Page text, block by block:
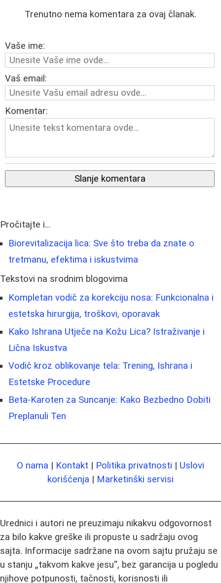
Trenutno nema komentara za ovaj članak.
Vaše ime:
Vaš email:
Komentar:
Slanje komentara
Pročitajte i...
Biorevitalizacija lica: Sve što treba da znate o
tretmanu, efektima i iskustvima
Tekstovi na srodnim blogovima
Kompletan vodič za korekciju nosa: Funkcionalna i
estetska hirurgija, troškovi, oporavak
Kako Ishrana Utječe na Kožu Lica? Istraživanje i
Lična Iskustva
Vodič kroz oblikovanje tela: Trening, Ishrana i
Estetske Procedure
Beta-Karoten za Suncanje: Kako Bezbedno Dobiti
Preplanuli Ten
O nama | Kontakt | Politika privatnosti | Uslovi
korišćenja | Marketinški servisi
Urednici i autori ne preuzimaju nikakvu odgovornost
za bilo kakve greške ili propuste u sadržaju ovog
sajta. Informacije sadržane na ovom sajtu pružaju se
u stanju „takvom kakve jesu“, bez garancija u pogledu
njihove potpunosti, tačnosti, korisnosti ili